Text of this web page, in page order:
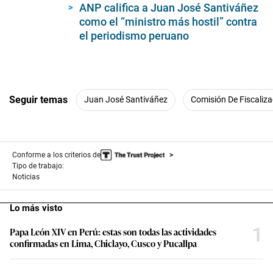
ANP califica a Juan José Santiváñez
como el “ministro más hostil” contra
el periodismo peruano
Seguir temas Juan José Santiváñez Comisión De
Conforme a los criterios de
Tipo de trabajo:
Noticias
Lo más visto
Papa León XIV en Perú: estas son todas las actividades
confirmadas en Lima, Chiclayo, Cusco y Pucallpa
1